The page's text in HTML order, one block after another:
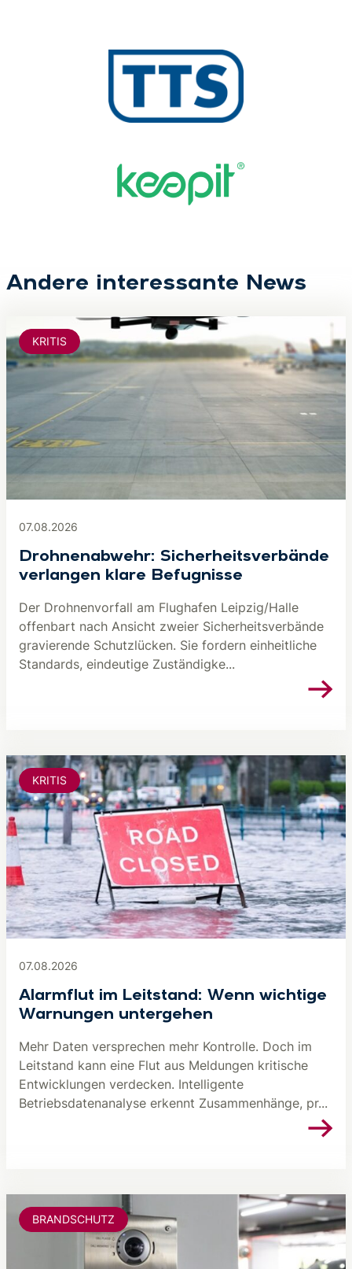
Andere interessante News
07.08.2026
Drohnenabwehr: Sicherheitsverbände
verlangen klare Befugnisse
Der Drohnenvorfall am Flughafen Leipzig/Halle
offenbart nach Ansicht zweier Sicherheitsverbände
gravierende Schutzlücken. Sie fordern einheitliche
Standards, eindeutige Zuständigke...
KRITIS
07.08.2026
Alarmflut im Leitstand: Wenn wichtige
Warnungen untergehen
Mehr Daten versprechen mehr Kontrolle. Doch im
Leitstand kann eine Flut aus Meldungen kritische
Entwicklungen verdecken. Intelligente
Betriebsdatenanalyse erkennt Zusammenhänge, pr...
KRITIS
BRANDSCHUTZ